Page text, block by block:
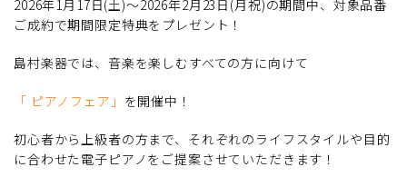
2026年1月17日(土)～2026年2月23日(月祝)の期間中、対象品番
ご成約で期間限定特典をプレゼント！
島村楽器では、音楽を楽しむすべての方に向けて
「 ピアノフェア」 を開催中！
初心者から上級者の方まで、それぞれのライフスタイルや目的
に合わせた電子ピアノをご提案させていただきます！